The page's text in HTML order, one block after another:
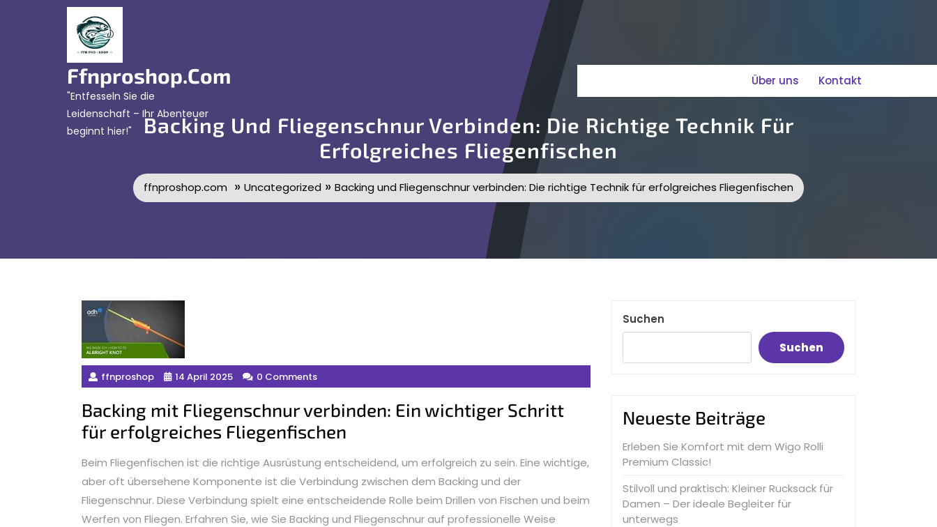
Ffnproshop.com
"Entfesseln Sie die
Leidenschaft – Ihr Abenteuer
beginnt hier!"
Über uns Kontakt
Backing Und Fliegenschnur Verbinden: Die Richtige Technik Für
Erfolgreiches Fliegenfischen
ffnproshop.com » Uncategorized » Backing und Fliegenschnur verbinden: Die richtige Technik für erfolgreiches Fliegenfischen
ffnproshop 14 April 2025 0 Comments
Backing mit Fliegenschnur verbinden: Ein wichtiger Schritt
für erfolgreiches Fliegenfischen
Beim Fliegenfischen ist die richtige Ausrüstung entscheidend, um erfolgreich zu sein. Eine wichtige,
aber oft übersehene Komponente ist die Verbindung zwischen dem Backing und der
Fliegenschnur. Diese Verbindung spielt eine entscheidende Rolle beim Drillen von Fischen und beim
Werfen von Fliegen. Erfahren Sie, wie Sie Backing und Fliegenschnur auf professionelle Weise
Suchen
Suchen
Neueste Beiträge
Erleben Sie Komfort mit dem Wigo Rolli
Premium Classic!
Stilvoll und praktisch: Kleiner Rucksack für
Damen – Der ideale Begleiter für
unterwegs